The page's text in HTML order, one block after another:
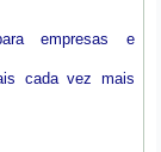
empresas e
cada vez mais